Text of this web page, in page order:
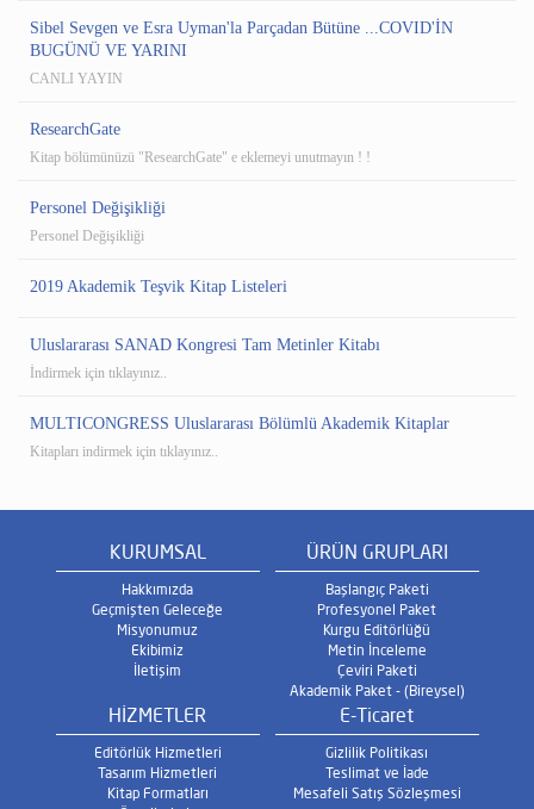
Sibel Sevgen ve Esra Uyman'la Parçadan Bütüne ...COVID'İN
BUGÜNÜ VE YARINI
CANLI YAYIN
ResearchGate
Kitap bölümünüzü "ResearchGate" e eklemeyi unutmayın ! !
Personel Değişikliği
Personel Değişikliği
2019 Akademik Teşvik Kitap Listeleri
Uluslararası SANAD Kongresi Tam Metinler Kitabı
İndirmek için tıklayınız..
MULTICONGRESS Uluslararası Bölümlü Akademik Kitaplar
Kitapları indirmek için tıklayınız..
KURUMSAL
Hakkımızda
Geçmişten Geleceğe
Misyonumuz
Ekibimiz
İletişim
ÜRÜN GRUPLARI
Başlangıç Paketi
Profesyonel Paket
Kurgu Editörlüğü
Metin İnceleme
Çeviri Paketi
Akademik Paket - (Bireysel)
HİZMETLER
Editörlük Hizmetleri
Tasarım Hizmetleri
Kitap Formatları
E-Ticaret
Gizlilik Politikası
Teslimat ve İade
Mesafeli Satış Sözleşmesi